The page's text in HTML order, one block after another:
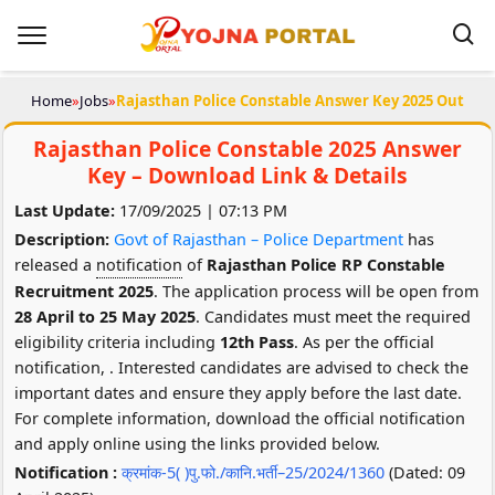
Home»Jobs»Rajasthan Police Constable Answer Key 2025 Out
Rajasthan Police Constable 2025 Answer
Key – Download Link & Details
Last Update:17/09/2025 | 07:13 PM
Description: Govt of Rajasthan – Police Department has
released a notification of Rajasthan Police RP Constable
Recruitment 2025. The application process will be open from
28 April to 25 May 2025. Candidates must meet the required
eligibility criteria including 12th Pass. As per the official
notification, . Interested candidates are advised to check the
important dates and ensure they apply before the last date.
For complete information, download the official notification
and apply online using the links provided below.
Notification : क्रमांक-5( )पु.फो./कानि.भर्ती–25/2024/1360 (Dated: 09